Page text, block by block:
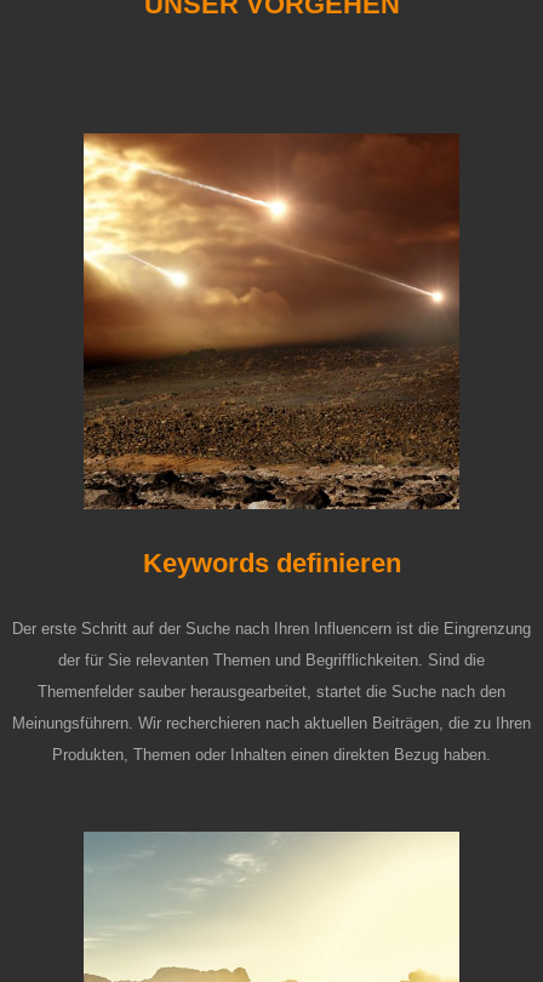
Keywords definieren
Der erste Schritt auf der Suche nach Ihren Influencern ist die Eingrenzung
der für Sie relevanten Themen und Begrifflichkeiten. Sind die
Themenfelder sauber herausgearbeitet, startet die Suche nach den
Meinungsführern. Wir recherchieren nach aktuellen Beiträgen, die zu Ihren
Produkten, Themen oder Inhalten einen direkten Bezug haben.